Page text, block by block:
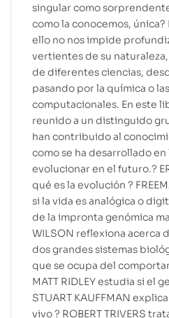
singular como
como la conocemos,
ello no nos impide
vertientes de su
de diferentes ciencias,
pasando por la química o
computacionales. En este
reunido a un distinguido
han contribuido al
como se ha desarrollado
evolucionar en el futuro.?
qué es la evolución ?
si la vida es analógica o
de la impronta genómica
WILSON reflexiona acerca
dos grandes sistemas
que se ocupa del
MATT RIDLEY estudia si el
STUART KAUFFMAN
vivo ? ROBERT TRIVERS